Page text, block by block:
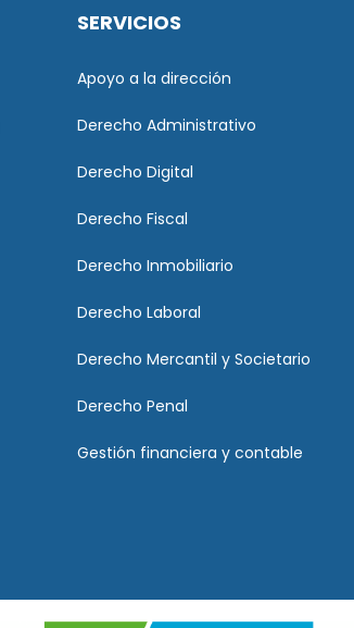
SERVICIOS
Apoyo a la dirección
Derecho Administrativo
Derecho Digital
Derecho Fiscal
Derecho Inmobiliario
Derecho Laboral
Derecho Mercantil y Societario
Derecho Penal
Gestión financiera y contable